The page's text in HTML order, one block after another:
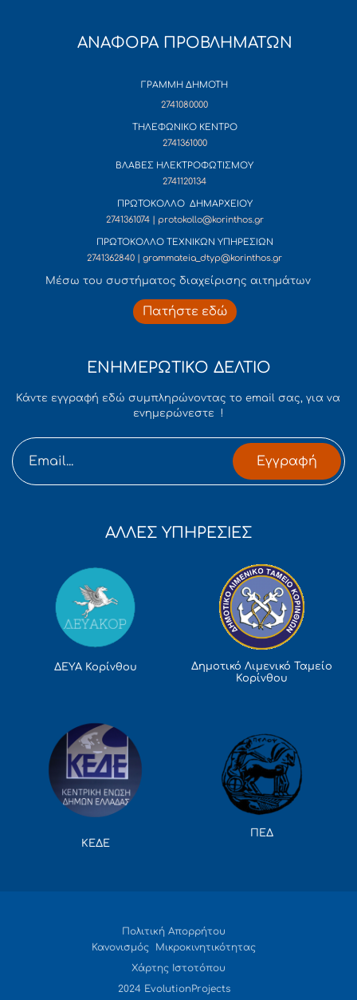
ΑΝΑΦΟΡΑ ΠΡΟΒΛΗΜΑΤΩΝ
ΓΡΑΜΜΗ ΔΗΜΟΤΗ
2741080000
ΤΗΛΕΦΩΝΙΚΟ ΚΕΝΤΡΟ
2741361000
ΒΛΑΒΕΣ ΗΛΕΚΤΡΟΦΩΤΙΣΜΟΥ
2741120134
ΠΡΩΤΟΚΟΛΛΟ ΔΗΜΑΡΧΕΙΟΥ
2741361074 | protokollo@korinthos.gr
ΠΡΩΤΟΚΟΛΛΟ ΤΕΧΝΙΚΩΝ ΥΠΗΡΕΣΙΩΝ
2741362840 | grammateia_dtyp@korinthos.gr
Mέσω του συστήματος διαχείρισης αιτημάτων
Πατήστε εδώ
ΕΝΗΜΕΡΩΤΙΚΟ ΔΕΛΤΙΟ
Κάντε εγγραφή εδώ συμπληρώνοντας το email σας, για να
ενημερώνεστε !
Εγγραφή
ΑΛΛΕΣ ΥΠΗΡΕΣΙΕΣ
ΔΕΥΑ Κορίνθου
Δημοτικό Λιμενικό Ταμείο
Κορίνθου
ΚΕΔΕ
ΠΕΔ
Πολιτική Απορρήτου
Κανονισμός Μικροκινητικότητας
Χάρτης Ιστοτόπου
2024 EvolutionProjects